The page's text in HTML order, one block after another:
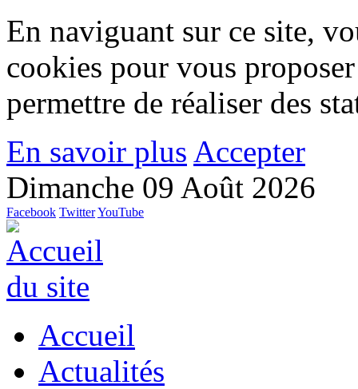
En naviguant sur ce site,
cookies pour vous
permettre de réaliser des
En savoir plus Accepter
Dimanche 09 Août 2026
Facebook TwitterYouTube
Accueil
Actualités